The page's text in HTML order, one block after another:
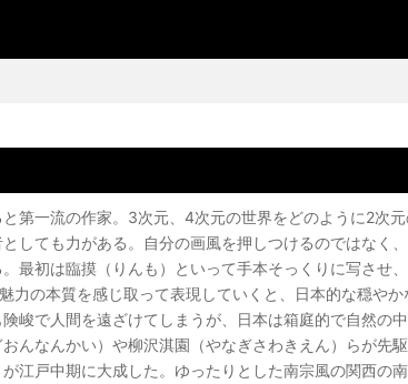
第一流の作家。3次元、4次元の世界をどのように2次
しても力がある。自分の画風を押しつけるのではなく
最初は臨摸（りんも）といって手本そっくりに写させ
力の本質を感じ取って表現していくと、日本的な穏や
峻で人間を遠ざけてしまうが、日本は箱庭的で自然の
んなんかい）や柳沢淇園（やなぎさわきえん）らが先
江戸中期に大成した。ゆったりとした南宗風の関西の